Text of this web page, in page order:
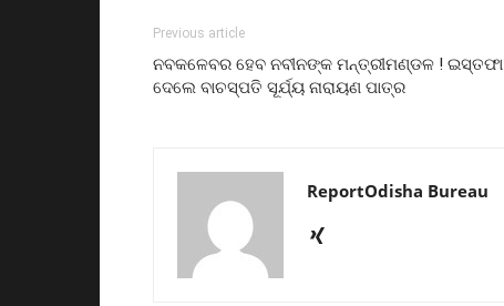
Previous article
ନବକଳେବର ହେବ ନବୀନଙ୍କ ମନ୍ତ୍ରୀମଣ୍ଡଳ ! ଇସ୍ତଫା
ଦେଲେ ବାଚସ୍ପତି ସୂର୍ଯ୍ୟ ନାରାୟଣ ପାତ୍ର
ReportOdisha Bureau